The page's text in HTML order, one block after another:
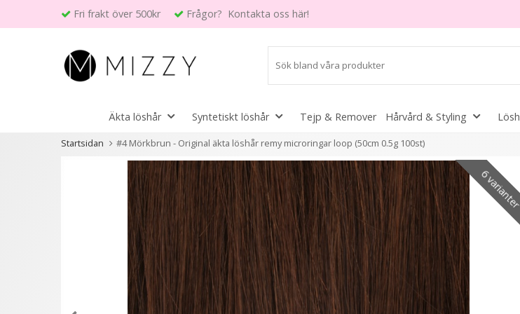
Fri frakt över 500kr Frågor? Kontakta oss här!
Äkta löshår Syntetiskt löshår Tejp & Remover Hårvård & Styling
Startsidan #4 Mörkbrun - Original äkta löshår remy microringar loop (50cm 0.5g 100st)
Andra kunder köpte även
- 20%
6